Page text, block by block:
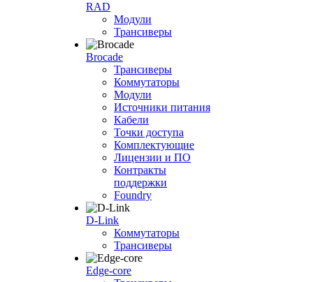
RAD
Модули
Трансиверы
Brocade
Трансиверы
Коммутаторы
Модули
Источники питания
Кабели
Точки доступа
Комплектующие
Лицензии и ПО
Контракты
поддержки
Foundry
D-Link
Коммутаторы
Трансиверы
Edge-core